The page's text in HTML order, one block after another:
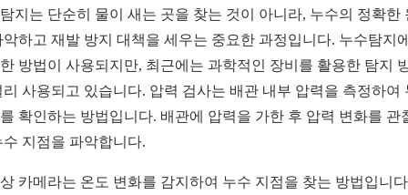
지는 단순히 물이 새는 곳을 찾는 것이 아니라, 누수의 정확한
악하고 재발 방지 대책을 세우는 중요한 과정입니다. 누수탐지
방법이 사용되지만, 최근에는 과학적인 장비를 활용한 탐지
리 사용되고 있습니다. 압력 검사는 배관 내부 압력을 측정하여
확인하는 방법입니다. 배관에 압력을 가한 후 압력 변화를 관
수 지점을 파악합니다.
카메라는 온도 변화를 감지하여 누수 지점을 찾는 방법입니